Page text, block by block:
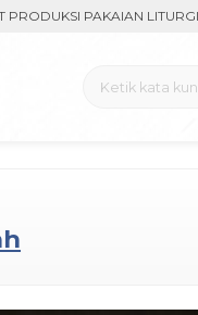
PAKAIAN LITURGI,